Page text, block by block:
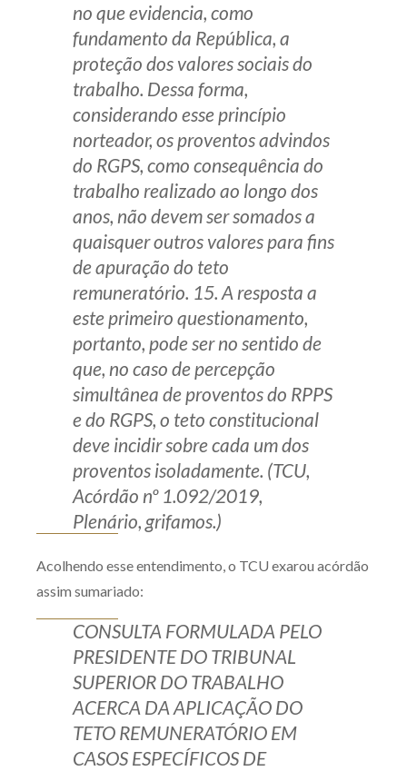
no que evidencia, como
fundamento da República, a
proteção dos valores sociais do
trabalho. Dessa forma,
considerando esse princípio
norteador, os proventos advindos
do RGPS, como consequência do
trabalho realizado ao longo dos
anos, não devem ser somados a
quaisquer outros valores para fins
de apuração do teto
remuneratório. 15. A resposta a
este primeiro questionamento,
portanto, pode ser no sentido de
que, no caso de percepção
simultânea de proventos do RPPS
e do RGPS, o teto constitucional
deve incidir sobre cada um dos
proventos isoladamente. (TCU,
Acórdão nº 1.092/2019,
Plenário, grifamos.)
Acolhendo esse entendimento, o TCU exarou acórdão
assim sumariado:
CONSULTA FORMULADA PELO
PRESIDENTE DO TRIBUNAL
SUPERIOR DO TRABALHO
ACERCA DA APLICAÇÃO DO
TETO REMUNERATÓRIO EM
CASOS ESPECÍFICOS DE